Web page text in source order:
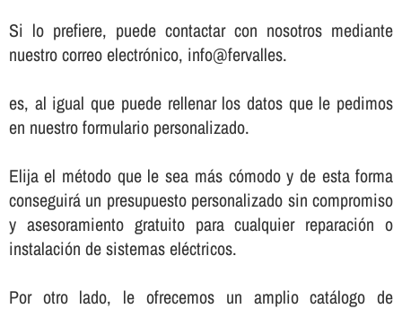
Si lo prefiere, puede contactar con nosotros mediante
nuestro correo electrónico, info@fervalles.
es, al igual que puede rellenar los datos que le pedimos
en nuestro formulario personalizado.
Elija el método que le sea más cómodo y de esta forma
conseguirá un presupuesto personalizado sin compromiso
y asesoramiento gratuito para cualquier reparación o
instalación de sistemas eléctricos.
Por otro lado, le ofrecemos un amplio catálogo de